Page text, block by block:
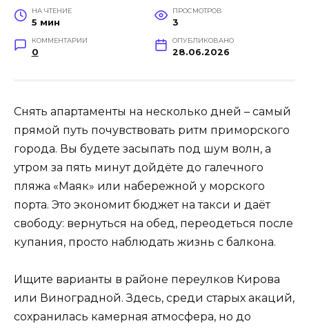
НА ЧТЕНИЕ
5 мин
ПРОСМОТРОВ
3
КОММЕНТАРИИ
0
ОПУБЛИКОВАНО
28.06.2026
Снять апартаменты на несколько дней – самый
прямой путь почувствовать ритм приморского
города. Вы будете засыпать под шум волн, а
утром за пять минут дойдёте до галечного
пляжа «Маяк» или набережной у морского
порта. Это экономит бюджет на такси и даёт
свободу: вернуться на обед, переодеться после
купания, просто наблюдать жизнь с балкона.
Ищите варианты в районе переулков Кирова
или Виноградной. Здесь, среди старых акаций,
сохранилась камерная атмосфера, но до